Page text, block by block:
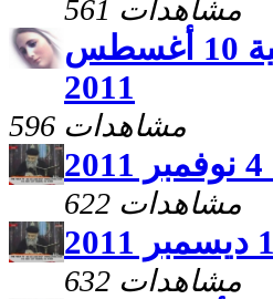
561 مشاهدات
نهضة العذراء من كنيسة مارمينا - العمرانية 10 أغسطس
2011
596 مشاهدات
622 مشاهدات
632 مشاهدات